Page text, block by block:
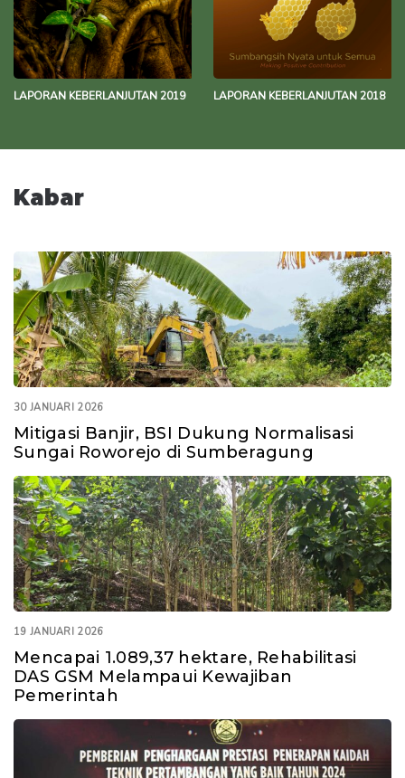
LAPORAN KEBERLANJUTAN 2019 LAPORAN KEBERLANJUTAN 2018
Kabar
30 JANUARI 2026
Mitigasi Banjir, BSI Dukung Normalisasi
Sungai Roworejo di Sumberagung
19 JANUARI 2026
Mencapai 1.089,37 hektare, Rehabilitasi
DAS GSM Melampaui Kewajiban
Pemerintah